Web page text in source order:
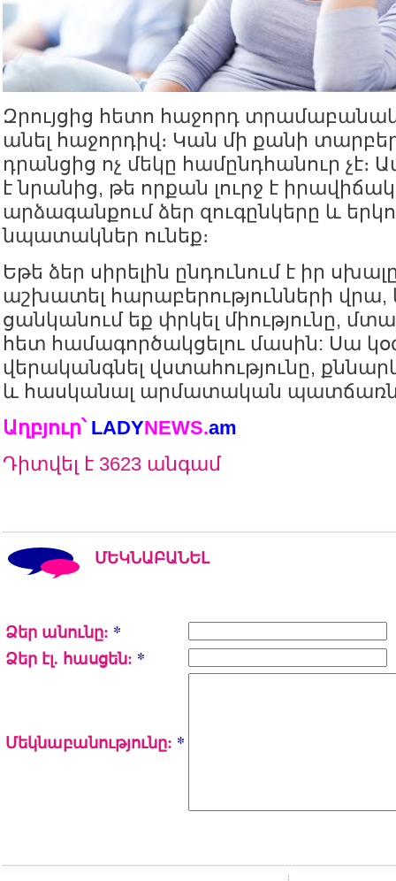
Զրույցից հետո հաջորդ
անել հաջորդիվ։ Կան մի քանի
դրանցից ոչ մեկը համընդհանուր չէ։
է նրանից, թե որքան լուրջ է
արձագանքում ձեր զուգընկերը և
նպատակներ ունեք։
Եթե ձեր սիրելին ընդունում է իր
աշխատել հարաբերությունների վրա,
ցանկանում եք փրկել միությունը,
հետ համագործակցելու մասին: Սա
վերականգնել վստահությունը,
և հասկանալ արմատական
Աղբյուր՝ LADYNEWS.am
Դիտվել է 3623 անգամ
ՄԵԿՆԱԲԱՆԵԼ
Ձեր անունը: *
Ձեր էլ. հասցեն: *
Մեկնաբանությունը: *